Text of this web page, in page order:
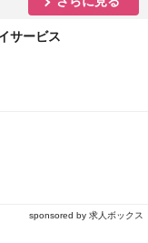
サービス
sponsored by 求人ボックス